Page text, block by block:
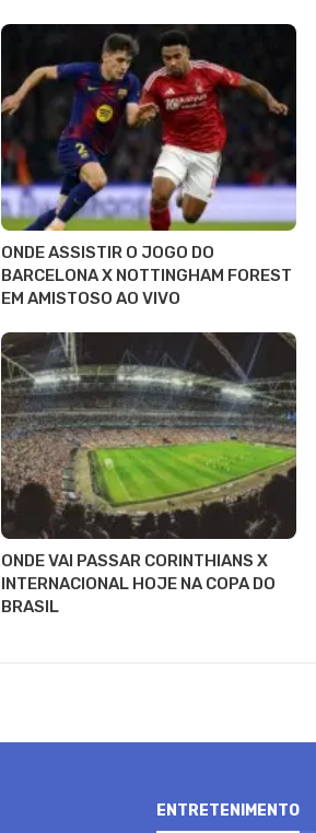
ONDE ASSISTIR O JOGO DO
BARCELONA X NOTTINGHAM FOREST
EM AMISTOSO AO VIVO
ONDE VAI PASSAR CORINTHIANS X
INTERNACIONAL HOJE NA COPA DO
BRASIL
ENTRETENIMENTO